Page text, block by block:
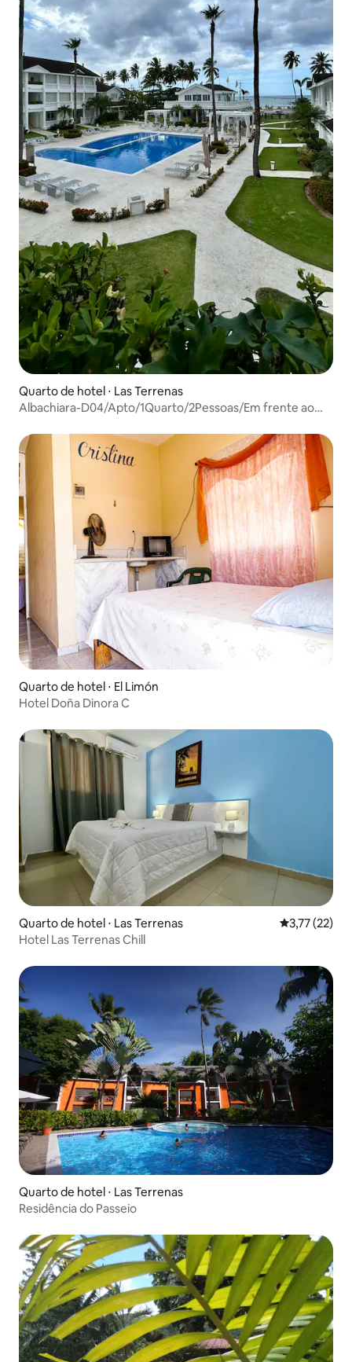
Quarto de hotel ⋅ Las Terrenas
Albachiara-D04/Apto/1Quarto/2Pessoas/Em frente ao
Quarto de hotel ⋅ El Limón
Hotel Doña Dinora C
Quarto de hotel ⋅ Las Terrenas 3,77 de uma
3,77 (22)
Hotel Las Terrenas Chill
Quarto de hotel ⋅ Las Terrenas
Residência do Passeio